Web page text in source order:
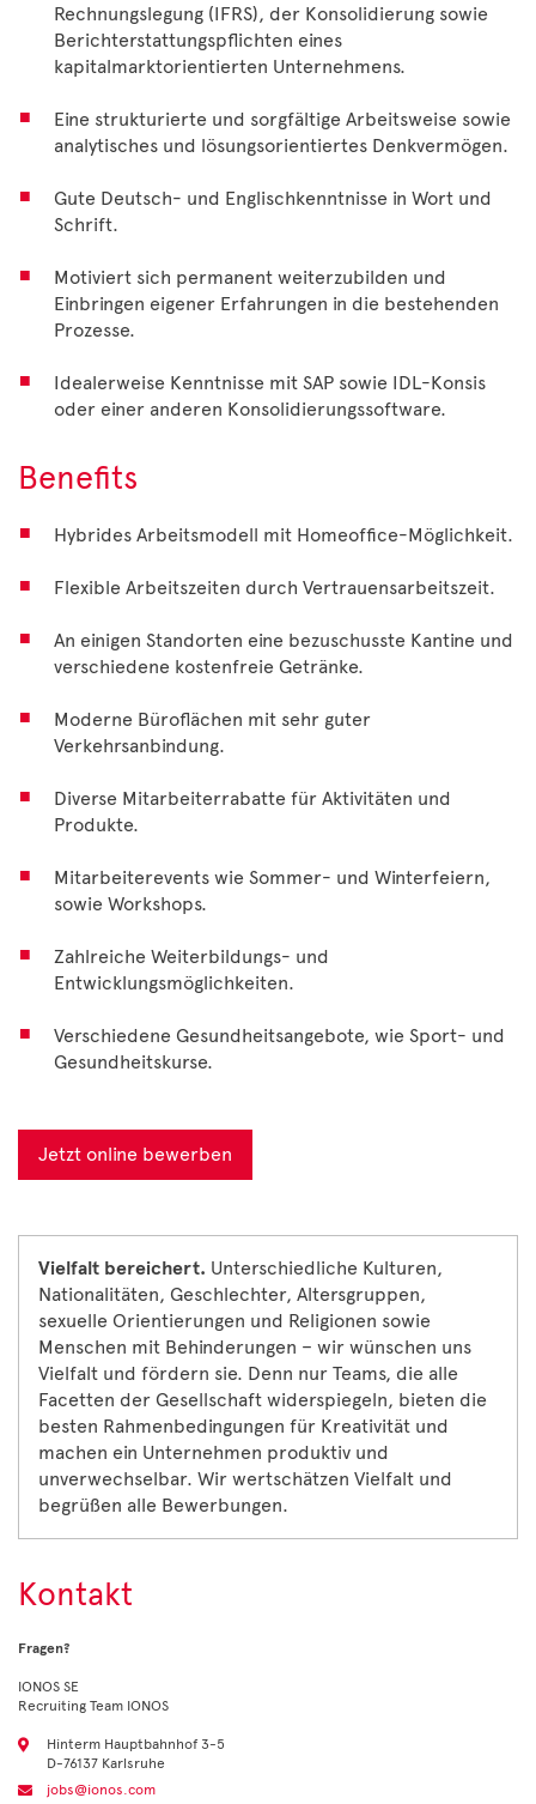
Rechnungslegung (IFRS), der Konsolidierung sowie
Berichterstattungspflichten eines
kapitalmarktorientierten Unternehmens.
Eine strukturierte und sorgfältige Arbeitsweise sowie
analytisches und lösungsorientiertes Denkvermögen.
Gute Deutsch- und Englischkenntnisse in Wort und
Schrift.
Motiviert sich permanent weiterzubilden und
Einbringen eigener Erfahrungen in die bestehenden
Prozesse.
Idealerweise Kenntnisse mit SAP sowie IDL-Konsis
oder einer anderen Konsolidierungssoftware.
Benefits
Hybrides Arbeitsmodell mit Homeoffice-Möglichkeit.
Flexible Arbeitszeiten durch Vertrauensarbeitszeit.
An einigen Standorten eine bezuschusste Kantine und
verschiedene kostenfreie Getränke.
Moderne Büroflächen mit sehr guter
Verkehrsanbindung.
Diverse Mitarbeiterrabatte für Aktivitäten und
Produkte.
Mitarbeiterevents wie Sommer- und Winterfeiern,
sowie Workshops.
Zahlreiche Weiterbildungs- und
Entwicklungsmöglichkeiten.
Verschiedene Gesundheitsangebote, wie Sport- und
Gesundheitskurse.
Jetzt online bewerben
Vielfalt bereichert. Unterschiedliche Kulturen,
Nationalitäten, Geschlechter, Altersgruppen,
sexuelle Orientierungen und Religionen sowie
Menschen mit Behinderungen – wir wünschen uns
Vielfalt und fördern sie. Denn nur Teams, die alle
Facetten der Gesellschaft widerspiegeln, bieten die
besten Rahmenbedingungen für Kreativität und
machen ein Unternehmen produktiv und
unverwechselbar. Wir wertschätzen Vielfalt und
begrüßen alle Bewerbungen.
Kontakt
Fragen?
IONOS SE
Recruiting Team IONOS
Hinterm Hauptbahnhof 3-5
D-76137 Karlsruhe
jobs@ionos.com